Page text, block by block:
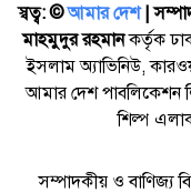
স্বত্ব: ©️আমার দেশ|
মাহমুদুর রহমানকর্তৃক
ইসলাম অ্যাভিনিউ,
আমার দেশ পাবলিকেশন
শিল্প
সম্পাদকীয় ও বাণিজ্য